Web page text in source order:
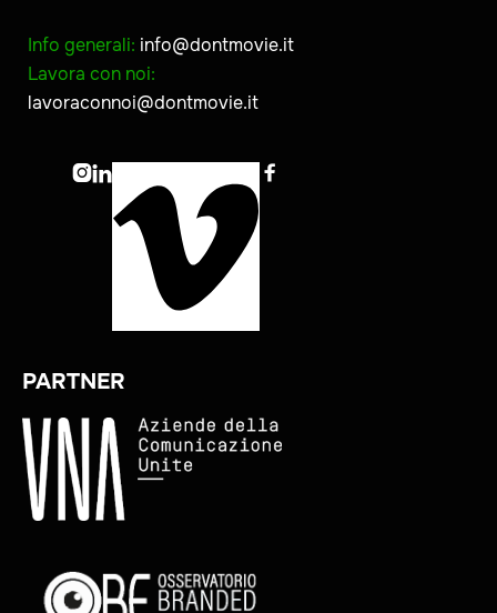
Info generali: info@dontmovie.it
Lavora con noi:
lavoraconnoi@dontmovie.it
 
PARTNER